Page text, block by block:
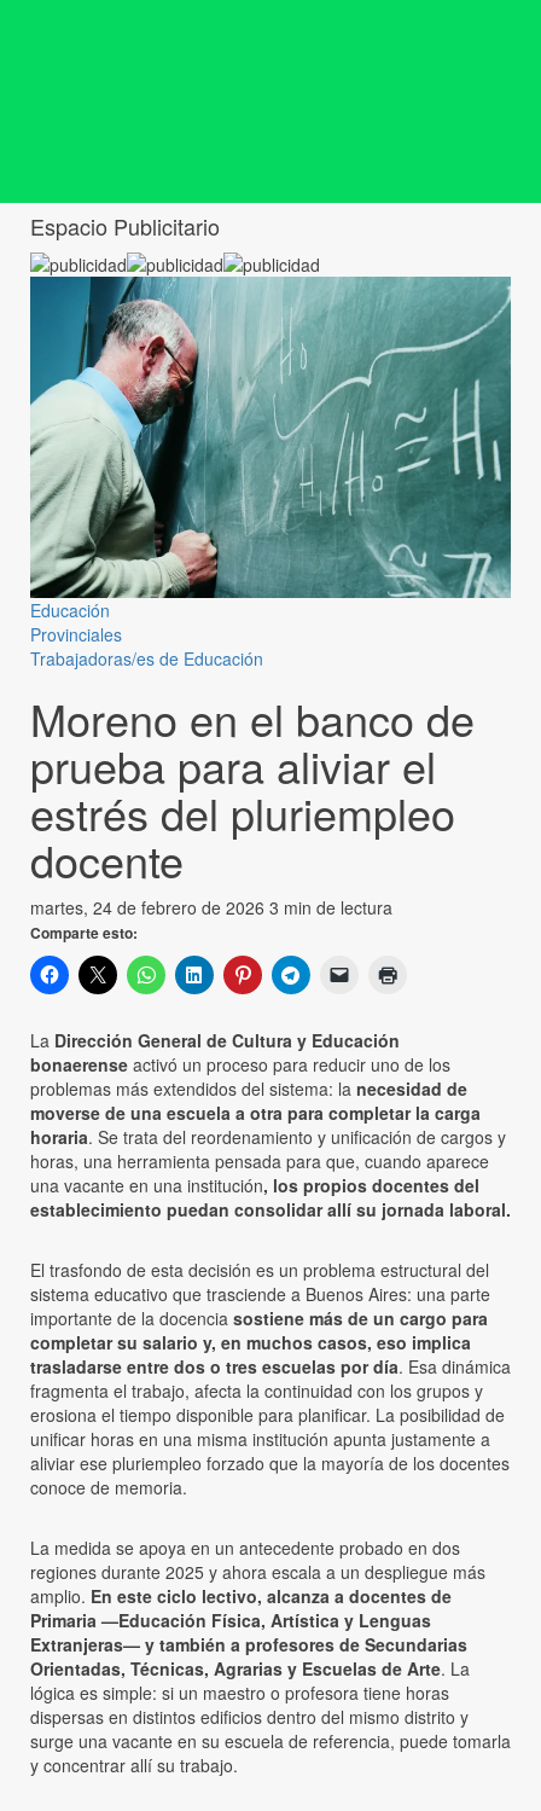
Espacio Publicitario
Educación
Provinciales
Trabajadoras/es de Educación
Moreno en el banco de
prueba para aliviar el
estrés del pluriempleo
docente
martes, 24 de febrero de 2026 3 min de lectura
Comparte esto:
La Dirección General de Cultura y Educación
bonaerense activó un proceso para reducir uno de los
problemas más extendidos del sistema: la necesidad de
moverse de una escuela a otra para completar la carga
horaria. Se trata del reordenamiento y unificación de cargos y
horas, una herramienta pensada para que, cuando aparece
una vacante en una institución, los propios docentes del
establecimiento puedan consolidar allí su jornada laboral.
El trasfondo de esta decisión es un problema estructural del
sistema educativo que trasciende a Buenos Aires: una parte
importante de la docencia sostiene más de un cargo para
completar su salario y, en muchos casos, eso implica
trasladarse entre dos o tres escuelas por día. Esa dinámica
fragmenta el trabajo, afecta la continuidad con los grupos y
erosiona el tiempo disponible para planificar. La posibilidad de
unificar horas en una misma institución apunta justamente a
aliviar ese pluriempleo forzado que la mayoría de los docentes
conoce de memoria.
La medida se apoya en un antecedente probado en dos
regiones durante 2025 y ahora escala a un despliegue más
amplio. En este ciclo lectivo, alcanza a docentes de
Primaria —Educación Física, Artística y Lenguas
Extranjeras— y también a profesores de Secundarias
Orientadas, Técnicas, Agrarias y Escuelas de Arte. La
lógica es simple: si un maestro o profesora tiene horas
dispersas en distintos edificios dentro del mismo distrito y
surge una vacante en su escuela de referencia, puede tomarla
y concentrar allí su trabajo.